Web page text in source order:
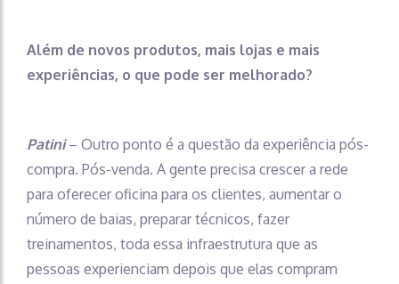
Além de novos produtos, mais lojas e mais
experiências, o que pode ser melhorado?
Patini– Outro ponto é a questão da experiência pós-
compra. Pós-venda. A gente precisa crescer a rede
para oferecer oficina para os clientes, aumentar o
número de baias, preparar técnicos, fazer
treinamentos, toda essa infraestrutura que as
pessoas experienciam depois que elas compram